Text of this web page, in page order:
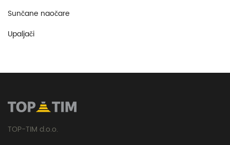
Sunčane naočare
Upaljači
TOP-TIM d.o.o.